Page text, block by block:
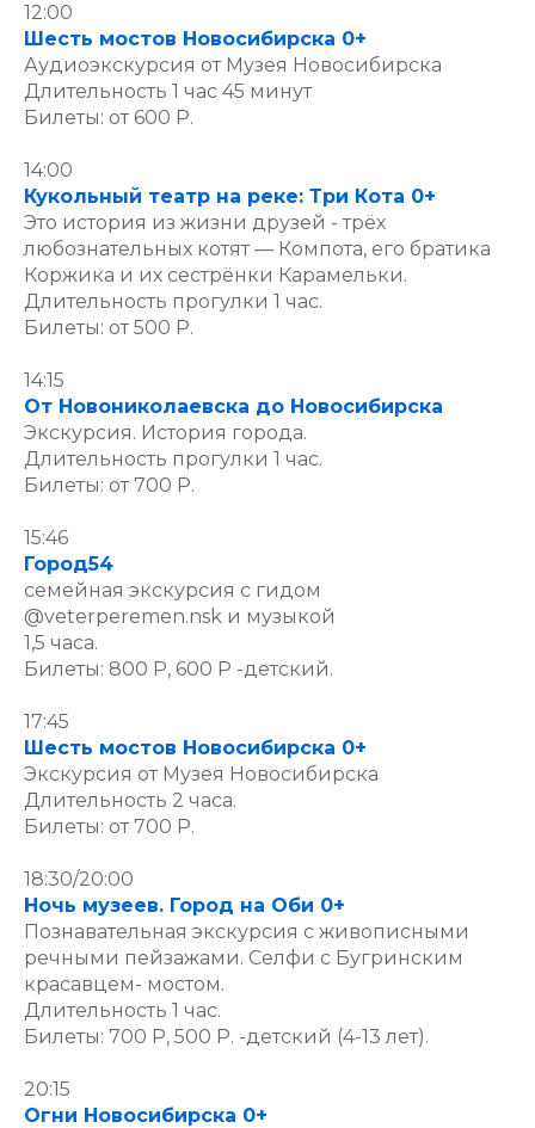
12:00
Шесть мостов Новосибирска 0+
Аудиоэкскурсия от Музея Новосибирска
Длительность 1 час 45 минут
Билеты: от 600 Р.
14:00
Кукольный театр на реке: Три Кота 0+
Это история из жизни друзей - трёх
любознательных котят — Компота, его братика
Коржика и их сестрёнки Карамельки.
Длительность прогулки 1 час.
Билеты: от 500 Р.
14:15
От Новониколаевска до Новосибирска
Экскурсия. История города.
Длительность прогулки 1 час.
Билеты: от 700 Р.
15:46
Город54
семейная экскурсия с гидом
@veterperemen.nsk и музыкой
1,5 часа.
Билеты: 800 Р, 600 Р -детский.
17:45
Шесть мостов Новосибирска 0+
Экскурсия от Музея Новосибирска
Длительность 2 часа.
Билеты: от 700 Р.
18:30/20:00
Ночь музеев. Город на Оби 0+
Познавательная экскурсия с живописными
речными пейзажами. Селфи с Бугринским
красавцем- мостом.
Длительность 1 час.
Билеты: 700 Р, 500 Р. -детский (4-13 лет).
20:15
Огни Новосибирска 0+